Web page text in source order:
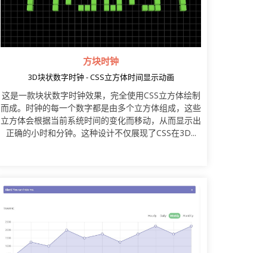
方块时钟
3D块状数字时钟 - CSS立方体时间显示动画
这是一款块状数字时钟效果，完全使用CSS立方体绘制
而成。时钟的每一个数字都是由多个立方体组成，这些
立方体会根据当前系统时间的变化而移动，从而显示出
正确的小时和分钟。这种设计不仅展现了CSS在3D...